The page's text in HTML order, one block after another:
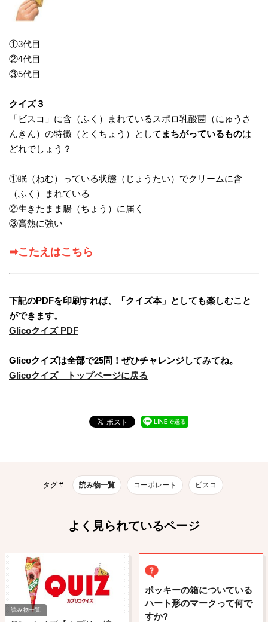
①3代目
②4代目
③5代目
クイズ３
「ビスコ」に含（ふく）まれているスポロ乳酸菌（にゅうさ
んきん）の特徴（とくちょう）として まちがっているものは
どれでしょう？
①眠（ねむ）っている状態（じょうたい）でクリームに含
（ふく）まれている
②生きたまま腸（ちょう）に届く
③高熱に強い
➡こたえはこちら
下記のPDFを印刷すれば、「クイズ本」としても楽しむこと
ができます。
Glicoクイズ PDF
Glicoクイズは全部で25問！ぜひチャレンジしてみてね。
Glicoクイズ トップページに戻る
タグ # 読み物一覧 コーポレート ビスコ
よく見られているページ
読み物一覧
ポッキーの箱についている
ハート形のマークって何で
すか?